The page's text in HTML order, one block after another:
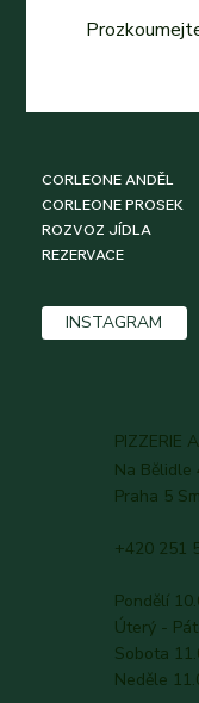
CORLEONE ANDĚL
CORLEONE PROSEK
ROZVOZ JÍDLA
REZERVACE
INSTAGRAM
PIZZERIE
Na Bělidle
Praha 5
+420 251
Pondělí
Úterý -
Sobota
Neděle